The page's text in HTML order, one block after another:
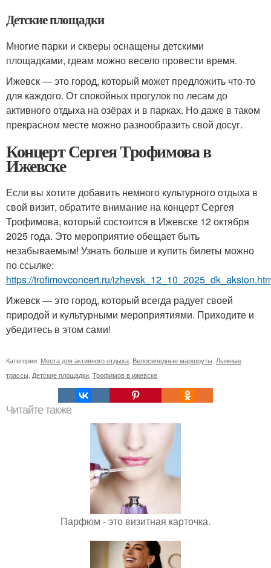
Детские площадки
Многие парки и скверы оснащены детскими
площадками, гдеам можно весело провести время.
Ижевск — это город, который может предложить что-то
для каждого. От спокойных прогулок по лесам до
активного отдыха на озёрах и в парках. Но даже в таком
прекрасном месте можно разнообразить свой досуг.
Концерт Сергея Трофимова в
Ижевске
Если вы хотите добавить немного культурного отдыха в
свой визит, обратите внимание на концерт Сергея
Трофимова, который состоится в Ижевске 12 октября
2025 года. Это мероприятие обещает быть
незабываемым! Узнать больше и купить билеты можно
по ссылке:
https://trofimovconcert.ru/
Ижевск — это город, который всегда радует своей
природой и культурными мероприятиями. Приходите и
убедитесь в этом сами!
Категории: Места для активного отдыха Велосипедные маршруты Лыжные
трассы Детские площадки Трофимов в ижевске
Читайте также
Парфюм - это визитная карточка.